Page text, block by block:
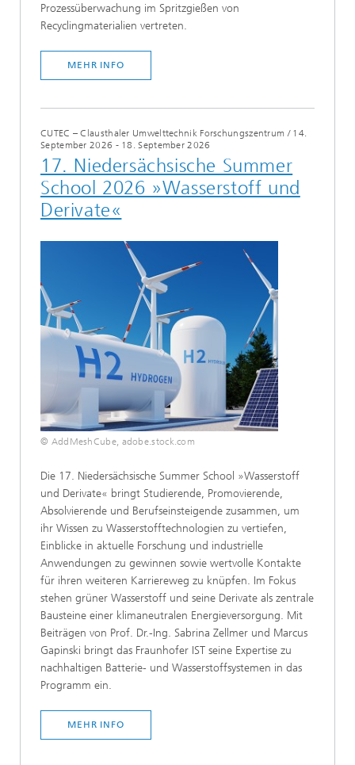
Prozessüberwachung im Spritzgießen von
Recyclingmaterialien vertreten.
MEHR INFO
CUTEC – Clausthaler Umwelttechnik Forschungszentrum / 14.
September 2026 - 18. September 2026
17. Niedersächsische Summer
School 2026 »Wasserstoff und
Derivate«
© AddMeshCube, adobe.stock.com
Die 17. Niedersächsische Summer School »Wasserstoff
und Derivate« bringt Studierende, Promovierende,
Absolvierende und Berufseinsteigende zusammen, um
ihr Wissen zu Wasserstofftechnologien zu vertiefen,
Einblicke in aktuelle Forschung und industrielle
Anwendungen zu gewinnen sowie wertvolle Kontakte
für ihren weiteren Karriereweg zu knüpfen. Im Fokus
stehen grüner Wasserstoff und seine Derivate als zentrale
Bausteine einer klimaneutralen Energieversorgung. Mit
Beiträgen von Prof. Dr.-Ing. Sabrina Zellmer und Marcus
Gapinski bringt das Fraunhofer IST seine Expertise zu
nachhaltigen Batterie- und Wasserstoffsystemen in das
Programm ein.
MEHR INFO